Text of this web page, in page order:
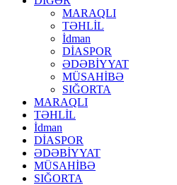
MARAQLI
TƏHLİL
İdman
DİASPOR
ƏDƏBİYYAT
MÜSAHİBƏ
SIĞORTA
MARAQLI
TƏHLİL
İdman
DİASPOR
ƏDƏBİYYAT
MÜSAHİBƏ
SIĞORTA